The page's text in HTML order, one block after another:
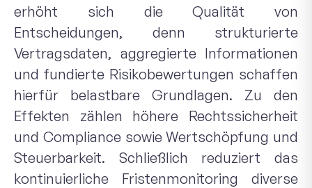
erhöht sich die Qualität von
Entscheidungen, denn strukturierte
Vertragsdaten, aggregierte Informationen
und fundierte Risikobewertungen schaffen
hierfür belastbare Grundlagen. Zu den
Effekten zählen höhere Rechtssicherheit
und Compliance sowie Wertschöpfung und
Steuerbarkeit. Schließlich reduziert das
kontinuierliche Fristenmonitoring diverse